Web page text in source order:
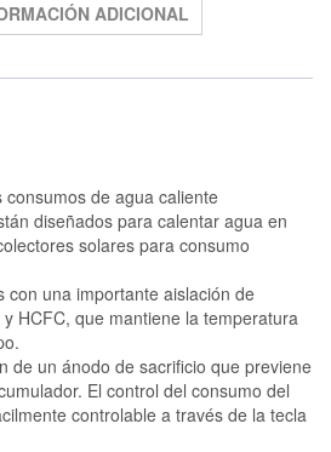
ADICIONAL
de agua caliente
diseñados para calentar agua en
solares para consumo
con una importante aislación de
HCFC, que mantiene la temperatura
de un ánodo de sacrificio que previene
El control del consumo del
controlable a través de la tecla